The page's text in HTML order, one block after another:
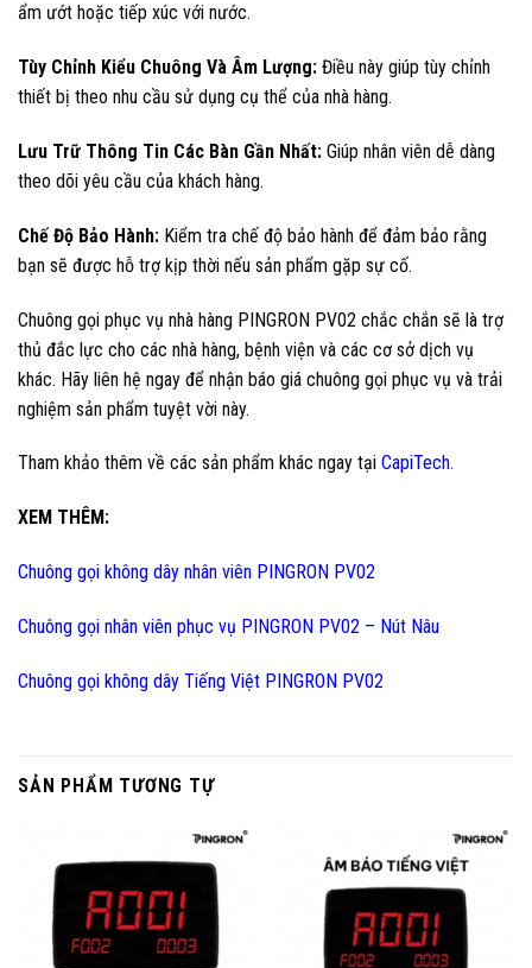
ẩm ướt hoặc tiếp xúc với nước.
Tùy Chỉnh Kiểu Chuông Và Âm Lượng: Điều này giúp tùy chỉnh
thiết bị theo nhu cầu sử dụng cụ thể của nhà hàng.
Lưu Trữ Thông Tin Các Bàn Gần Nhất: Giúp nhân viên dễ dàng
theo dõi yêu cầu của khách hàng.
Chế Độ Bảo Hành: Kiểm tra chế độ bảo hành để đảm bảo rằng
bạn sẽ được hỗ trợ kịp thời nếu sản phẩm gặp sự cố.
Chuông gọi phục vụ nhà hàng PINGRON PV02 chắc chắn sẽ là trợ
thủ đắc lực cho các nhà hàng, bệnh viện và các cơ sở dịch vụ
khác. Hãy liên hệ ngay để nhận báo giá chuông gọi phục vụ và trải
nghiệm sản phẩm tuyệt vời này.
Tham khảo thêm về các sản phẩm khác ngay tại CapiTech.
XEM THÊM:
Chuông gọi không dây nhân viên PINGRON PV02
Chuông gọi nhân viên phục vụ PINGRON PV02 – Nút Nâu
Chuông gọi không dây Tiếng Việt PINGRON PV02
SẢN PHẨM TƯƠNG TỰ